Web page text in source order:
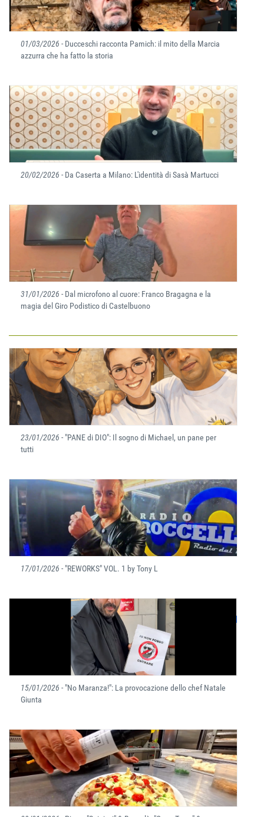
01/03/2026 - Ducceschi racconta Pamich: il mito della Marcia
azzurra che ha fatto la storia
20/02/2026 - Da Caserta a Milano: L'identità di Sasà Martucci
31/01/2026 - Dal microfono al cuore: Franco Bragagna e la
magia del Giro Podistico di Castelbuono
23/01/2026 - "PANE di DIO": Il sogno di Michael, un pane per
tutti
17/01/2026 - "REWORKS" VOL. 1 by Tony L
15/01/2026 - "No Maranza!": La provocazione dello chef Natale
Giunta